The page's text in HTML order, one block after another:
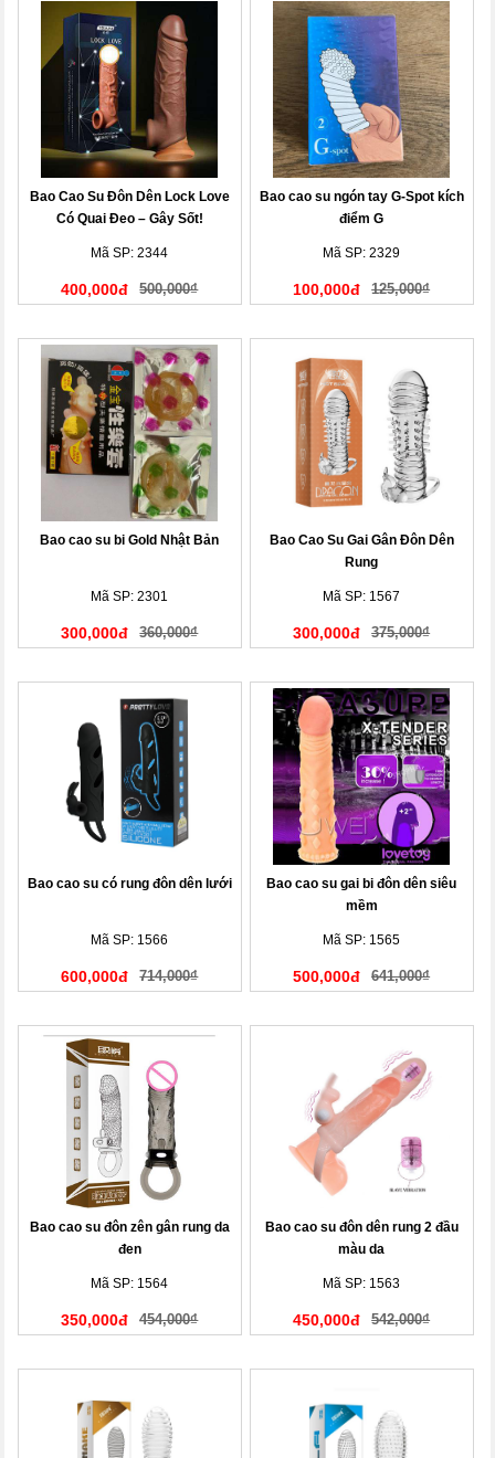
Bao Cao Su Đôn Dên Lock Love
Có Quai Đeo – Gây Sốt!
Mã SP: 2344
400,000đ 500,000₫
Bao cao su ngón tay G-Spot kích
điểm G
Mã SP: 2329
100,000đ 125,000₫
Bao cao su bi Gold Nhật Bản
Mã SP: 2301
300,000đ 360,000₫
Bao Cao Su Gai Gân Đôn Dên
Rung
Mã SP: 1567
300,000đ 375,000₫
Bao cao su có rung đôn dên lưới
Mã SP: 1566
600,000đ 714,000₫
Bao cao su gai bi đôn dên siêu
mềm
Mã SP: 1565
500,000đ 641,000₫
Bao cao su đôn zên gân rung da
đen
Mã SP: 1564
350,000đ 454,000₫
Bao cao su đôn dên rung 2 đầu
màu da
Mã SP: 1563
450,000đ 542,000₫